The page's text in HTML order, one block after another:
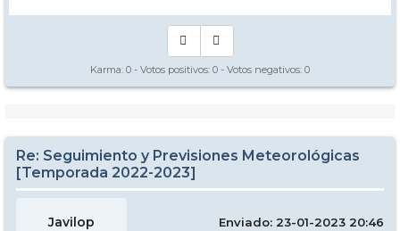
Karma: 0 - Votos positivos: 0 - Votos negativos: 0
Re: Seguimiento y Previsiones Meteorológicas
[Temporada 2022-2023]
Javilop Enviado: 23-01-2023 20:46